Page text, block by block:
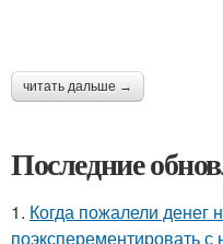
читать дальше →
Последние
1. Когда пожалели денег
поэксперементировать